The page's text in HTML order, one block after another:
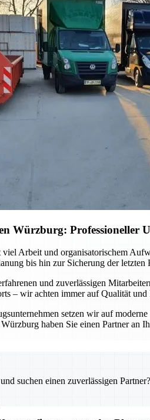
Würzburg: Professioneller
Arbeit und organisatorischem
bis hin zur Sicherung der
und zuverlässigen
– wir achten immer auf Qualität
setzen wir auf
haben Sie einen Partner an
suchen einen zuverlässigen